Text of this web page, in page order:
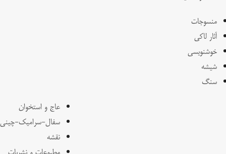
منسوجات
آثار لاکی
خوشنویسی
شیشه
سنگ
عاج و استخوان
سفال-سرامیک-چینی
نقشه